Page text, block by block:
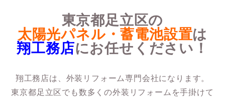
東京都足立区の
太陽光パネル・蓄電池設置は
翔工務店にお任せください！
翔工務店は、外装リフォーム専門会社になります。
東京都足立区でも数多くの外装リフォームを手掛けて